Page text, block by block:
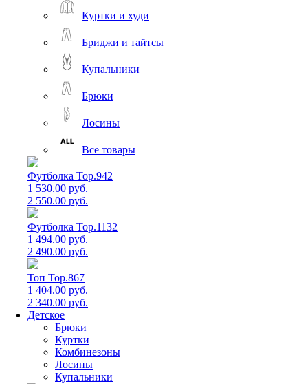
Куртки и худи
Бриджи и тайтсы
Купальники
Брюки
Лосины
Все товары
Футболка Top.942
1 530.00 руб.
2 550.00 руб.
Футболка Top.1132
1 494.00 руб.
2 490.00 руб.
Топ Top.867
1 404.00 руб.
2 340.00 руб.
Детское
Брюки
Куртки
Комбинезоны
Лосины
Купальники